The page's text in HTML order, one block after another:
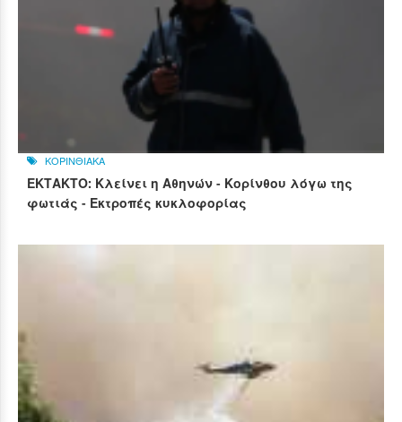
ΚΟΡΙΝΘΙΑΚΑ
ΕΚΤΑΚΤΟ: Κλείνει η Αθηνών - Κορίνθου λόγω της
φωτιάς - Εκτροπές κυκλοφορίας